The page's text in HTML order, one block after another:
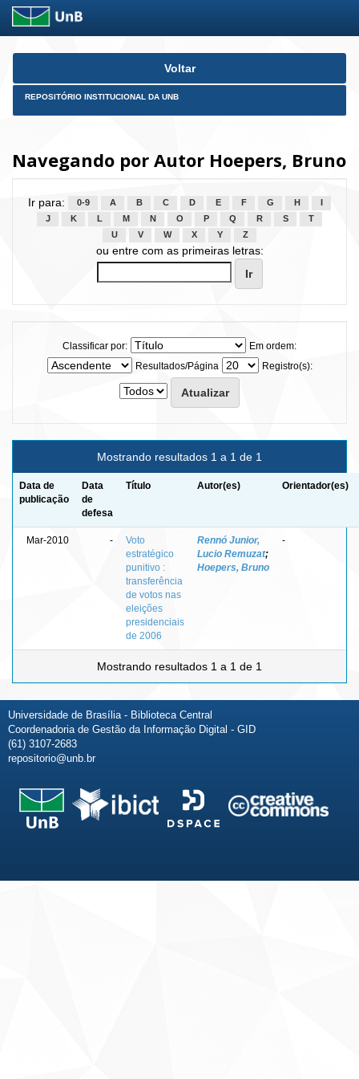
Skip
Voltar
REPOSITÓRIO INSTITUCIONAL DA UNB
Navegando por Autor Hoepers, Bruno
Ir para: 0-9 A B C D E F G H
J
K L M N O P Q R S
T
U
V W X Y Z
ou entre com as primeiras letras:
Classificar por:
Em ordem:
Resultados/Página
Registro(s):
Mostrando resultados 1 a 1 de 1
Data de
publicação
Data
de
defesa
Título Autor(es) Orientador(es)
Mar-2010 -
Voto
estratégico
punitivo :
transferência
de votos nas
eleições
presidenciais
de 2006
Rennó Junior,
Lucio Remuzat;
Hoepers, Bruno
-
Mostrando resultados 1 a 1 de 1
Universidade de Brasília - Biblioteca Central
Coordenadoria de Gestão da Informação Digital - GID
(61) 3107-2683
repositorio@unb.br